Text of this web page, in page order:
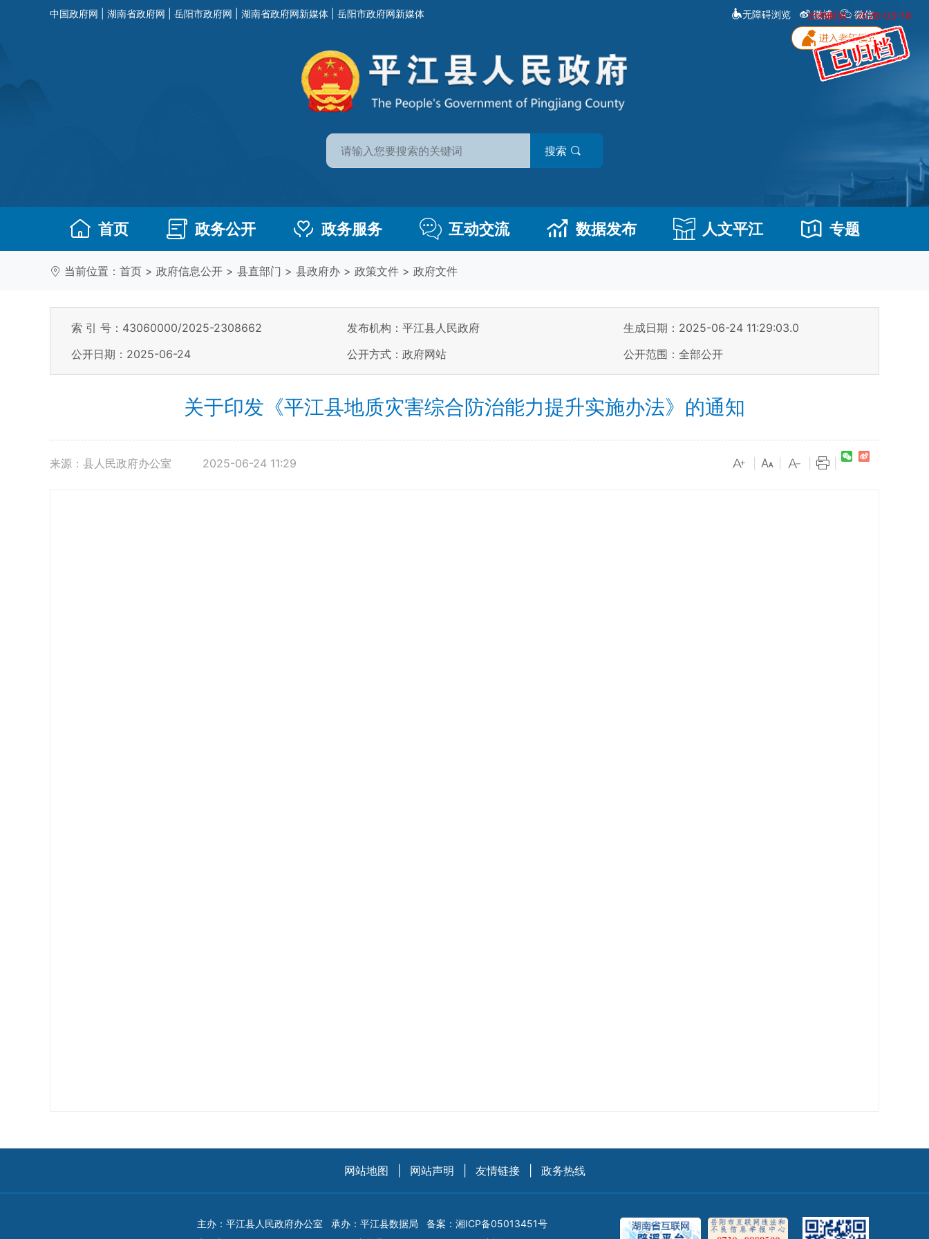
归档时间：2026-03-18
中国政府网 湖南省政府网 岳阳市政府网 湖南省政府网新媒体 岳阳市政府网新媒体 无障碍浏览 微博 微信
搜索
首页 政务公开 政务服务 互动交流 数据发布 人文平江 专题
当前位置： 首页 > 政府信息公开 > 县直部门 > 县政府办 > 政策文件 > 政府文件
索 引 号：43060000/2025-2308662 发布机构：平江县人民政府
生成日期：2025-06-24 11:29:03.0
公开日期：2025-06-24
公开方式：政府网站 公开范围：全部公开
关于印发《平江县地质灾害综合防治能力提升实施办法》的通知
来源：县人民政府办公室 2025-06-24 11:29
网站地图 网站声明 友情链接 政务热线
主办：平江县人民政府办公室 承办：平江县数据局 备案： 湘ICP备05013451号